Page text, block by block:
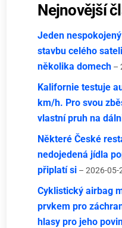
Nejnovější
Jeden
stavbu celého
několika domech –
Kalifornie testuje
km/h. Pro svou
vlastní pruh na
Některé České
nedojedená jídla
připlatí si – 2026-05-
Cyklistický airbag
prvkem pro
hlasy pro jeho